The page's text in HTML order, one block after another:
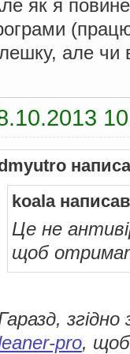
як я
але чи
koala
Це не
щоб
згідно
pro, щоб